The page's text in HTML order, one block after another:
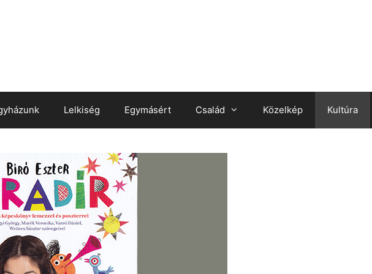
Lelkiség Egymásért Család Közelkép Kultúra